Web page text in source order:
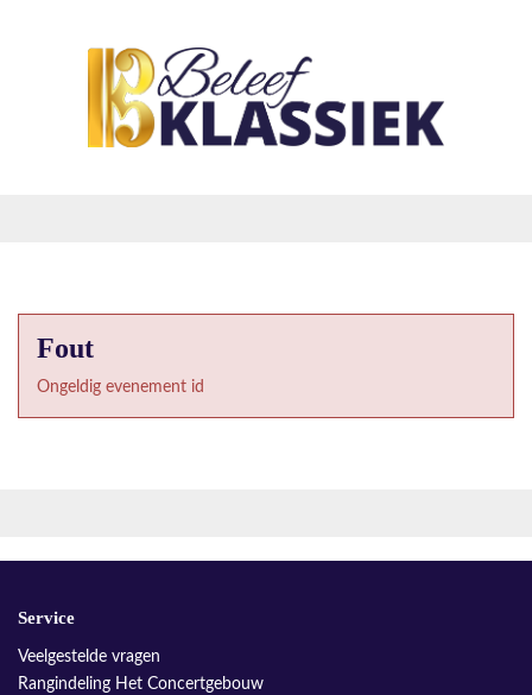
Fout
Ongeldig evenement id
Service
Veelgestelde vragen
Rangindeling Het Concertgebouw